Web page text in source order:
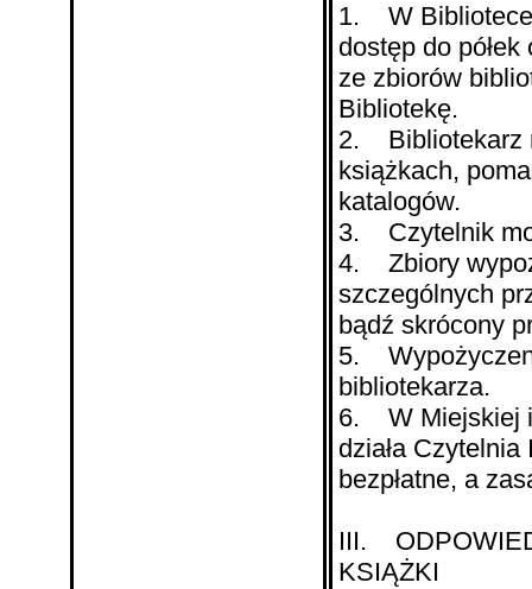
1. W Bibliotece
dostęp do
ze zbiorów
Bibliotekę.
2. Bibliotekarz
książkach,
katalogów.
3. Czytelnik
4. Zbiory
szczególnych
bądź skrócony
5.
bibliotekarza.
6. W Miejskiej i
działa
bezpłatne, a
III.
KSIĄŻKI